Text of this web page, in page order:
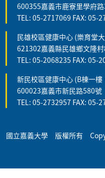
600355嘉義市鹿寮里學府
TEL: 05-2717069 FAX: 05-
民雄校區健康中心 (樂育堂
621302嘉義縣民雄鄉文隆
TEL: 05-2068235 FAX: 05-
新民校區健康中心 (B棟一
600023嘉義市新民路580號
TEL: 05-2732957 FAX: 05-
國立嘉義大學 版權所有